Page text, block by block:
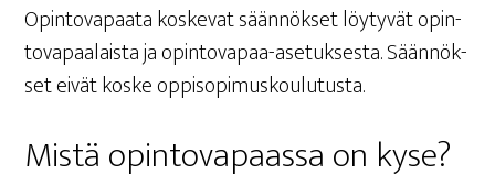
Opin­to­va­paa­ta kos­ke­vat sään­nök­set löy­ty­vät opin­
to­va­paa­lais­ta ja opin­to­va­paa-ase­tuk­ses­ta. Sään­nök­
set eivät kos­ke oppisopimuskoulutusta.
Mis­tä opin­to­va­paas­sa on kyse?